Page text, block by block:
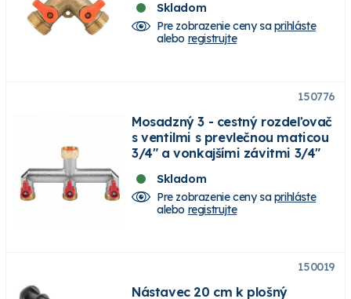
Skladom
Pre zobrazenie ceny saprihláste
alebo registrujte
150776
Mosadzný 3 - cestný rozdeľovač
s ventilmi s prevlečnou maticou
3/4" a vonkajšími závitmi 3/4"
Skladom
Pre zobrazenie ceny saprihláste
alebo registrujte
150019
Nástavec 20 cm k plošný